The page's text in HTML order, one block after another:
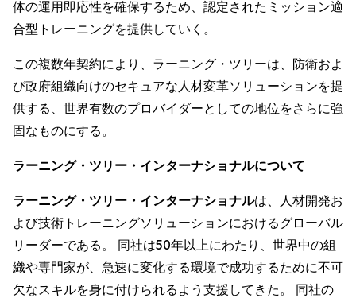
体の運用即応性を確保するため、認定されたミッション適
合型トレーニングを提供していく。
この複数年契約により、ラーニング・ツリーは、防衛およ
び政府組織向けのセキュアな人材変革ソリューションを提
供する、世界有数のプロバイダーとしての地位をさらに強
固なものにする。
ラーニング・ツリー・インターナショナルについて
ラーニング・ツリー・インターナショナルは、人材開発お
よび技術トレーニングソリューションにおけるグローバル
リーダーである。 同社は50年以上にわたり、世界中の組
織や専門家が、急速に変化する環境で成功するために不可
欠なスキルを身に付けられるよう支援してきた。 同社の